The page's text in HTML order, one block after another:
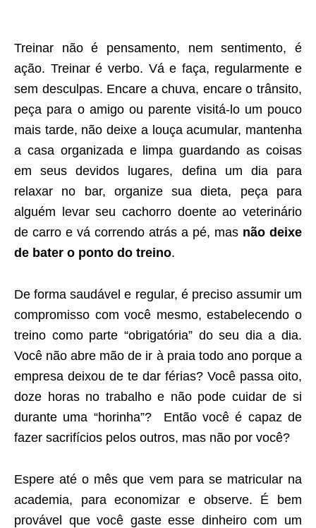
Treinar não é pensamento, nem sentimento, é
ação. Treinar é verbo. Vá e faça, regularmente e
sem desculpas. Encare a chuva, encare o trânsito,
peça para o amigo ou parente visitá-lo um pouco
mais tarde, não deixe a louça acumular, mantenha
a casa organizada e limpa guardando as coisas
em seus devidos lugares, defina um dia para
relaxar no bar, organize sua dieta, peça para
alguém levar seu cachorro doente ao veterinário
de carro e vá correndo atrás a pé, mas não deixe
de bater o ponto do treino.
De forma saudável e regular, é preciso assumir um
compromisso com você mesmo, estabelecendo o
treino como parte “obrigatória” do seu dia a dia.
Você não abre mão de ir à praia todo ano porque a
empresa deixou de te dar férias? Você passa oito,
doze horas no trabalho e não pode cuidar de si
durante uma “horinha”? Então você é capaz de
fazer sacrifícios pelos outros, mas não por você?
Espere até o mês que vem para se matricular na
academia, para economizar e observe. É bem
provável que você gaste esse dinheiro com um